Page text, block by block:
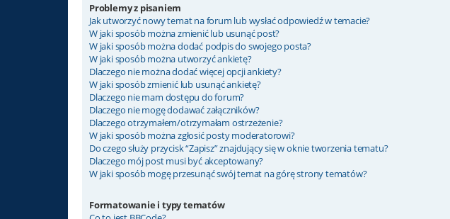
Problemy z pisaniem
Jak utworzyć nowy temat na forum lub wysłać odpowiedź w temacie?
W jaki sposób można zmienić lub usunąć post?
W jaki sposób można dodać podpis do swojego posta?
W jaki sposób można utworzyć ankietę?
Dlaczego nie można dodać więcej opcji ankiety?
W jaki sposób zmienić lub usunąć ankietę?
Dlaczego nie mam dostępu do forum?
Dlaczego nie mogę dodawać załączników?
Dlaczego otrzymałem/otrzymałam ostrzeżenie?
W jaki sposób można zgłosić posty moderatorowi?
Do czego służy przycisk “Zapisz” znajdujący się w oknie tworzenia tematu?
Dlaczego mój post musi być akceptowany?
W jaki sposób mogę przesunąć swój temat na górę strony tematów?
Formatowanie i typy tematów